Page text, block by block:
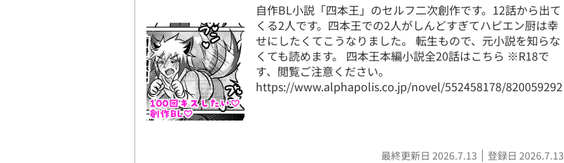
自作BL小説「四本王」のセルフ二次創作です。12話から出て
くる2人です。四本王での2人がしんどすぎてハピエン厨は幸
せにしたくてこうなりました。 転生もので、元小説を知らな
くても読めます。 四本王本編小説全20話はこちら ※R18で
す、閲覧ご注意ください。
https://www.alphapolis.co.jp/novel/552458178/820059292
最終更新日 2026.7.13 登録日 2026.7.13